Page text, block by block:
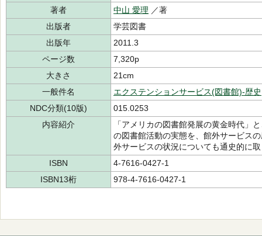
著者
中山 愛理 ／著
出版者
学芸図書
出版年
2011.3
ページ数
7,320p
大きさ
21cm
一般件名
エクステンションサービス(図書館)-歴史
NDC分類(10版)
015.0253
内容紹介
「アメリカの図書館発展の黄金時代」
の図書館活動の実態を、館外サービス
外サービスの状況についても通史的に
ISBN
4-7616-0427-1
ISBN13桁
978-4-7616-0427-1